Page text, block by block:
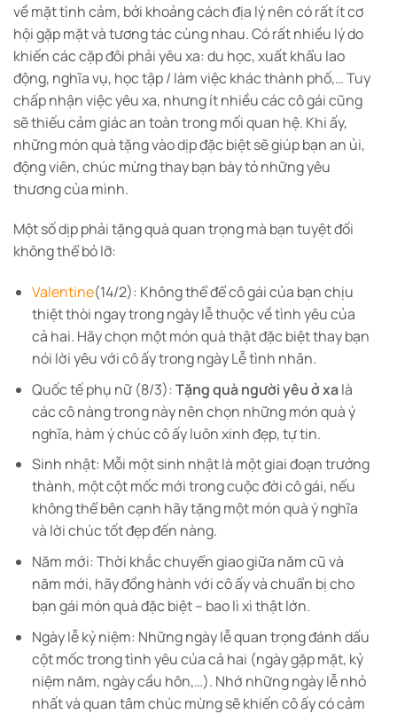
về mặt tình cảm, bởi khoảng cách địa lý nên có rất ít cơ
hội gặp mặt và tương tác cùng nhau. Có rất nhiều lý do
khiến các cặp đôi phải yêu xa: du học, xuất khẩu lao
động, nghĩa vụ, học tập / làm việc khác thành phố,… Tuy
chấp nhận việc yêu xa, nhưng ít nhiều các cô gái cũng
sẽ thiếu cảm giác an toàn trong mối quan hệ. Khi ấy,
những món quà tặng vào dịp đặc biệt sẽ giúp bạn an ủi,
động viên, chúc mừng thay bạn bày tỏ những yêu
thương của mình.
Một số dịp phải tặng quà quan trọng mà bạn tuyệt đối
không thể bỏ lỡ:
Valentine(14/2): Không thể để cô gái của bạn chịu
thiệt thòi ngay trong ngày lễ thuộc về tình yêu của
cả hai. Hãy chọn một món quà thật đặc biệt thay bạn
nói lời yêu với cô ấy trong ngày Lễ tình nhân.
Quốc tế phụ nữ (8/3): Tặng quà người yêu ở xalà
các cô nàng trong này nên chọn những món quà ý
nghĩa, hàm ý chúc cô ấy luôn xinh đẹp, tự tin.
Sinh nhật: Mỗi một sinh nhật là một giai đoạn trưởng
thành, một cột mốc mới trong cuộc đời cô gái, nếu
không thể bên cạnh hãy tặng một món quà ý nghĩa
và lời chúc tốt đẹp đến nàng.
Năm mới: Thời khắc chuyển giao giữa năm cũ và
năm mới, hãy đồng hành với cô ấy và chuẩn bị cho
bạn gái món quà đặc biệt – bao lì xì thật lớn.
Ngày lễ kỷ niệm: Những ngày lễ quan trọng đánh dấu
cột mốc trong tình yêu của cả hai (ngày gặp mặt, kỷ
niệm năm, ngày cầu hôn,…). Nhớ những ngày lễ nhỏ
nhất và quan tâm chúc mừng sẽ khiến cô ấy có cảm